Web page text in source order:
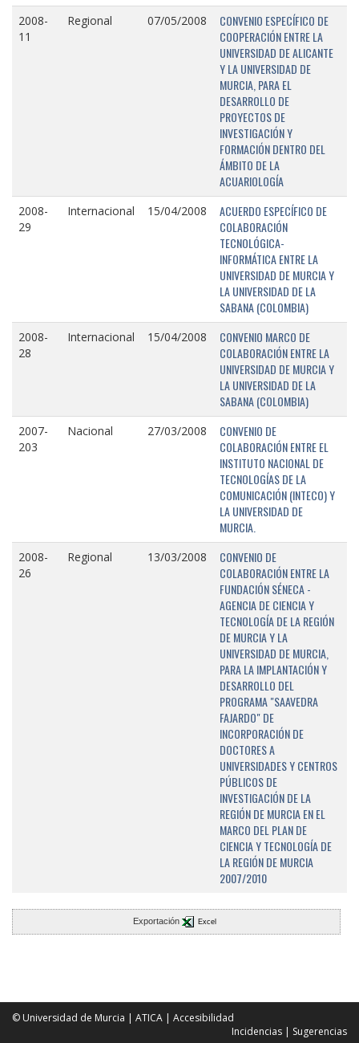
2008-
11
Regional 07/05/2008
CONVENIO ESPECÍFICO DE
COOPERACIÓN ENTRE LA
UNIVERSIDAD DE ALICANTE
Y LA UNIVERSIDAD DE
MURCIA, PARA EL
DESARROLLO DE
PROYECTOS DE
INVESTIGACIÓN Y
FORMACIÓN DENTRO DEL
ÁMBITO DE LA
ACUARIOLOGÍA
2008-
29
Internacional 15/04/2008
ACUERDO ESPECÍFICO DE
COLABORACIÓN
TECNOLÓGICA-
INFORMÁTICA ENTRE LA
UNIVERSIDAD DE MURCIA Y
LA UNIVERSIDAD DE LA
SABANA (COLOMBIA)
2008-
28
Internacional 15/04/2008
CONVENIO MARCO DE
COLABORACIÓN ENTRE LA
UNIVERSIDAD DE MURCIA Y
LA UNIVERSIDAD DE LA
SABANA (COLOMBIA)
2007-
203
Nacional 27/03/2008
CONVENIO DE
COLABORACIÓN ENTRE EL
INSTITUTO NACIONAL DE
TECNOLOGÍAS DE LA
COMUNICACIÓN (INTECO) Y
LA UNIVERSIDAD DE
MURCIA.
2008-
26
Regional 13/03/2008
CONVENIO DE
COLABORACIÓN ENTRE LA
FUNDACIÓN SÉNECA -
AGENCIA DE CIENCIA Y
TECNOLOGÍA DE LA REGIÓN
DE MURCIA Y LA
UNIVERSIDAD DE MURCIA,
PARA LA IMPLANTACIÓN Y
DESARROLLO DEL
PROGRAMA "SAAVEDRA
FAJARDO" DE
INCORPORACIÓN DE
DOCTORES A
UNIVERSIDADES Y CENTROS
PÚBLICOS DE
INVESTIGACIÓN DE LA
REGIÓN DE MURCIA EN EL
MARCO DEL PLAN DE
CIENCIA Y TECNOLOGÍA DE
LA REGIÓN DE MURCIA
2007/2010
Exportación Excel
© Universidad de Murcia | ATICA | Accesibilidad
Incidencias | Sugerencias